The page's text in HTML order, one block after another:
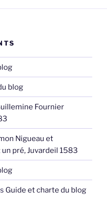
blog
Fournier
Nigueau et
pré, Juvardeil 1583
Guide et charte du blog